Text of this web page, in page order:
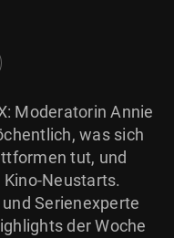
Moderatorin Annie
was sich
tut, und
Neustarts.
Serienexperte
der Woche